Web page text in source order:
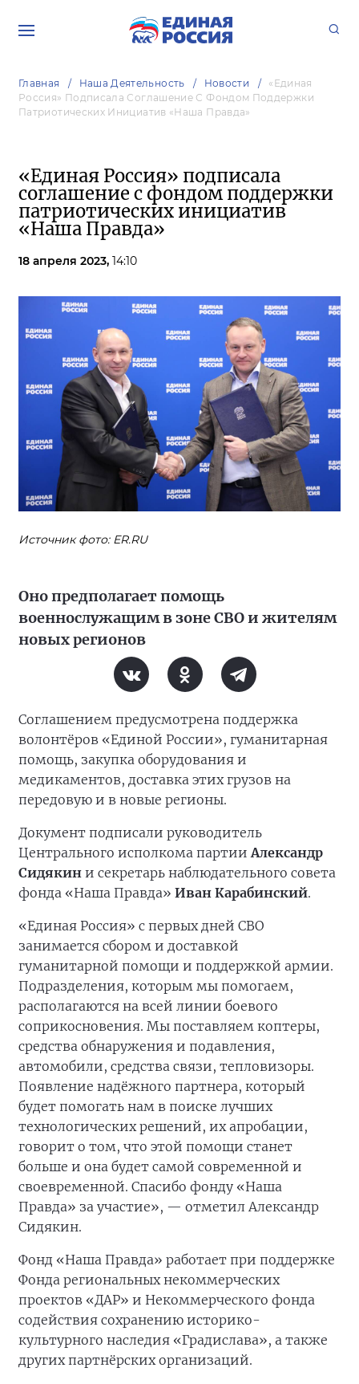
Главная Наша Деятельность Новости
«Единая
Россия» Подписала Соглашение С Фондом Поддержки
Патриотических Инициатив «Наша Правда»
«Единая Россия» подписала
соглашение с фондом поддержки
патриотических инициатив
«Наша Правда»
18 апреля 2023, 14:10
Источник фото: ER.RU
Оно предполагает помощь
военнослужащим в зоне СВО и жителям
новых регионов
Соглашением предусмотрена поддержка
волонтёров «Единой России», гуманитарная
помощь, закупка оборудования и
медикаментов, доставка этих грузов на
передовую и в новые регионы.
Документ подписали руководитель
Центрального исполкома партииАлександр
Сидякин и секретарь наблюдательного совета
фонда «Наша Правда» Иван Карабинский.
«Единая Россия» с первых дней СВО
занимается сбором и доставкой
гуманитарной помощи и поддержкой армии.
Подразделения, которым мы помогаем,
располагаются на всей линии боевого
соприкосновения. Мы поставляем коптеры,
средства обнаружения и подавления,
автомобили, средства связи, тепловизоры.
Появление надёжного партнера, который
будет помогать нам в поиске лучших
технологических решений, их апробации,
говорит о том, что этой помощи станет
больше и она будет самой современной и
своевременной. Спасибо фонду «Наша
Правда» за участие», — отметил Александр
Сидякин.
Фонд «Наша Правда» работает при поддержке
Фонда региональных некоммерческих
проектов «ДАР» и Некоммерческого фонда
содействия сохранению историко-
культурного наследия «Градислава», а также
других партнёрских организаций.